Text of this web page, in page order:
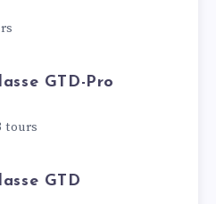
GTD-Pro
tours
GTD